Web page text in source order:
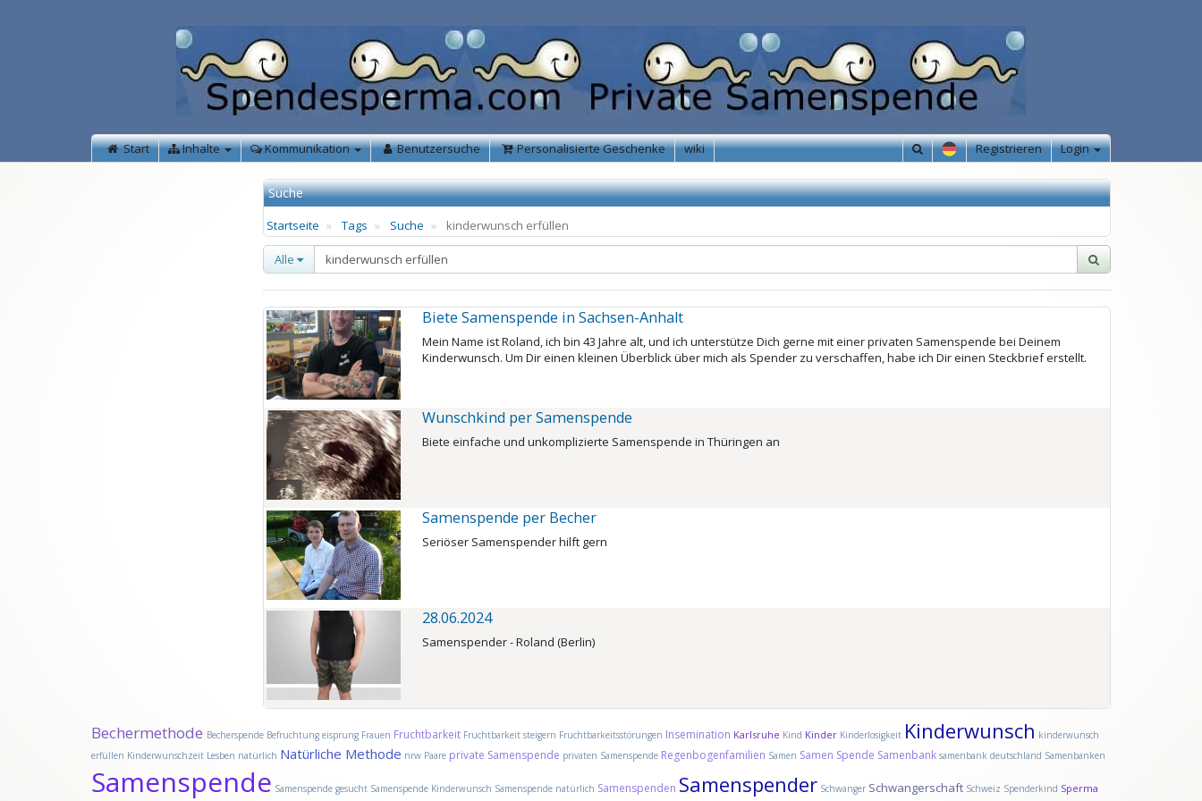
Start Inhalte Kommunikation Benutzersuche Personalisierte Geschenke wiki Registrieren Login
Suche
Startseite Tags Suche kinderwunsch erfüllen
Alle
Biete Samenspende in Sachsen-Anhalt
Mein Name ist Roland, ich bin 43 Jahre alt, und ich unterstütze Dich gerne mit einer privaten Samenspende bei Deinem
Kinderwunsch. Um Dir einen kleinen Überblick über mich als Spender zu verschaffen, habe ich Dir einen Steckbrief erstellt.
Wunschkind per Samenspende
Biete einfache und unkomplizierte Samenspende in Thüringen an
Samenspende per Becher
Seriöser Samenspender hilft gern
28.06.2024
Samenspender - Roland (Berlin)
Bechermethode Becherspende Befruchtung eisprung Frauen Fruchtbarkeit Fruchtbarkeit steigern Fruchtbarkeitsstörungen Insemination Karlsruhe Kind Kinder Kinderlosigkeit Kinderwunsch kinderwunsch
erfüllen Kinderwunschzeit Lesben natürlich Natürliche Methode nrw Paare private Samenspende privaten Samenspende Regenbogenfamilien Samen Samen Spende Samenbank samenbank deutschland Samenbanken
Samenspende Samenspende gesucht Samenspende Kinderwunsch Samenspende natürlich Samenspenden Samenspender Schwanger Schwangerschaft Schweiz Spenderkind Sperma